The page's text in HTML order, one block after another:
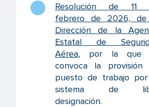
Resolución de 11
febrero de 2026,
Dirección de la
Estatal de
Aérea, por la que
convoca la provisión
puesto de trabajo
sistema de
designación.